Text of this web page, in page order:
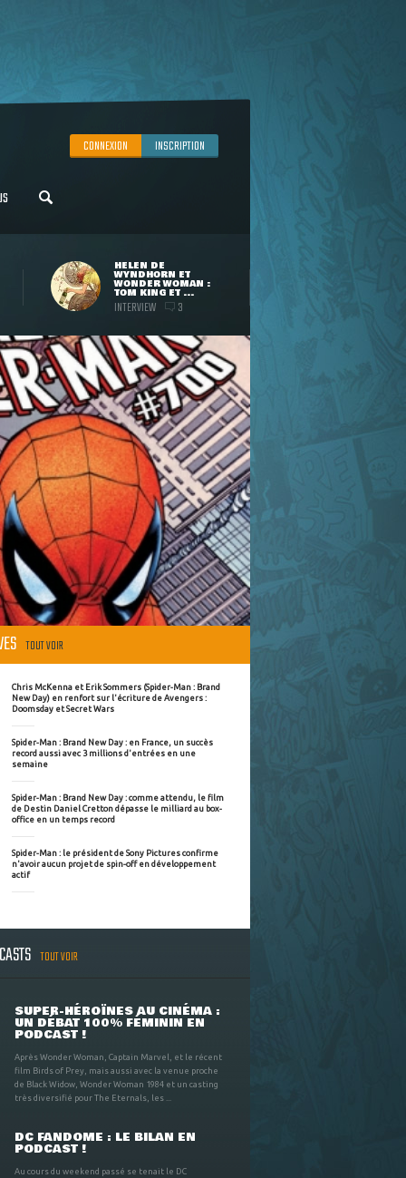
CONNEXION INSCRIPTION
HELEN DE
WYNDHORN ET
WONDER WOMAN :
TOM KING ET ...
INTERVIEW 3
TOUT VOIR
Chris McKenna et Erik Sommers (Spider-Man : Brand
New Day) en renfort sur l'écriture de Avengers :
Doomsday et Secret Wars
Spider-Man : Brand New Day : en France, un succès
record aussi avec 3 millions d'entrées en une
semaine
Spider-Man : Brand New Day : comme attendu, le film
de Destin Daniel Cretton dépasse le milliard au box-
office en un temps record
Spider-Man : le président de Sony Pictures confirme
n'avoir aucun projet de spin-off en développement
actif
TOUT VOIR
SUPER-HÉROÏNES AU CINÉMA :
UN DÉBAT 100% FÉMININ EN
PODCAST !
Après Wonder Woman, Captain Marvel, et le récent
film Birds of Prey, mais aussi avec la venue proche
de Black Widow, Wonder Woman 1984 et un casting
très diversifié pour The Eternals, les ...
DC FANDOME : LE BILAN EN
PODCAST !
Au cours du weekend passé se tenait le DC